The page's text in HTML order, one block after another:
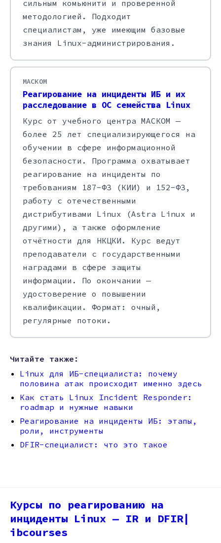
сильным комьюнити и проверенной
методологией. Подходит
специалистам, уже имеющим базовые
знания Linux-администрирования.
МАСКОМ
Реагирование на инциденты ИБ и их
расследование в ОС семейства Linux
Курс от учебного центра МАСКОМ —
более 25 лет специализирующегося на
обучении в сфере информационной
безопасности. Программа охватывает
реагирование на инциденты по
требованиям 187-ФЗ (КИИ) и 152-ФЗ,
работу с отечественными
дистрибутивами Linux (Astra Linux и
другими), а также оформление
отчётности для НКЦКИ. Курс ведут
преподаватели с государственными
наградами в сфере защиты
информации. По окончании —
удостоверение о повышении
квалификации. Формат: очный,
регулярные потоки.
Читайте также:
Linux для ИБ-специалиста: почему
половина атак происходит именно здесь
Как стать Linux Incident Responder:
roadmap и нужные навыки
Реагирование на инциденты ИБ: этапы,
роли, инструменты
DFIR-специалист: что это такое
Курсы по реагированию на
инциденты Linux — IR и DFIR|
ibcourses